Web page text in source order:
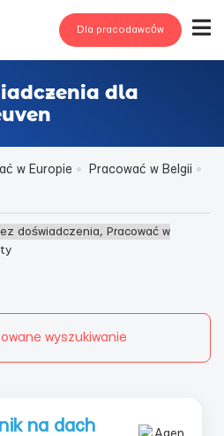
Dla pracodawców
dla
w Europie
Pracować w Belgii
doświadczenia, Pracować w
wyszukiwanie
na dach